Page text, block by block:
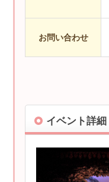
お問い合わせ
イベント詳細